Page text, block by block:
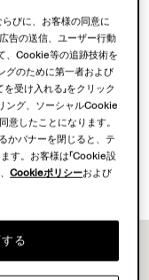
びに、お客様の同意に
告の送信、ユーザー行動
、Cookie等の追跡技術を
グのために第一者および
受け入れる」をクリック
ング、ソーシャルCookie
したことになります。
かバナーを閉じると、テ
す。お客様は「Cookie設
Cookieポリシーおよび
る